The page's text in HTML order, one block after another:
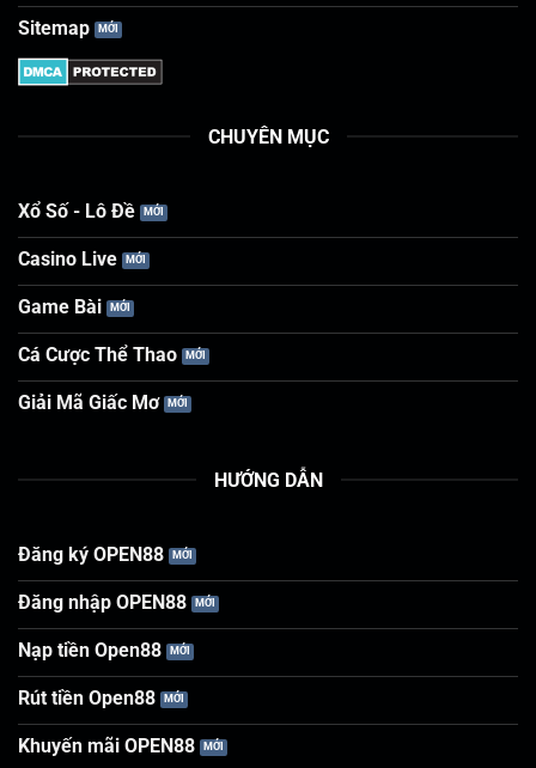
Sitemap
CHUYÊN MỤC
Xổ Số - Lô Đề
Casino Live
Game Bài
Cá Cược Thể Thao
Giải Mã Giấc Mơ
HƯỚNG DẪN
Đăng ký OPEN88
Đăng nhập OPEN88
Nạp tiền Open88
Rút tiền Open88
Khuyến mãi OPEN88